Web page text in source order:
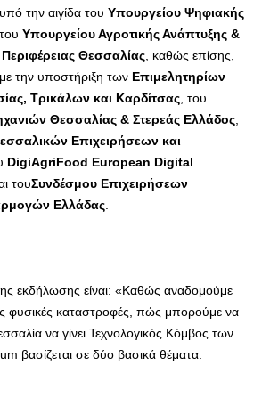
την αιγίδα του Υπουργείου Ψηφιακής
, του Υπουργείου Αγροτικής Ανάπτυξης &
Περιφέρειας Θεσσαλίας , καθώς επίσης,
την υποστήριξη των Επιμελητηρίων
Τρικάλων και Καρδίτσας , του
Θεσσαλίας & Στερεάς Ελλάδος
Επιχειρήσεων και
DigiAgriFood European Digital
τουΣυνδέσμου Επιχειρήσεων
Ελλάδας
εκδήλωσης είναι: «Καθώς αναδομούμε
φυσικές καταστροφές, πώς μπορούμε να
να γίνει Τεχνολογικός Κόμβος των
βασίζεται σε δύο βασικά θέματα: